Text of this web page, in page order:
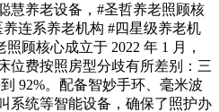
慧养老设备，#圣哲养老照顾核
连系养老机构 #四星级养老机
顾核心成立于 2022 年 1 月，
位费按照房型分歧有所差别：三
92%。配备智妙手环、毫米波
系统等智能设备，确保了照护办